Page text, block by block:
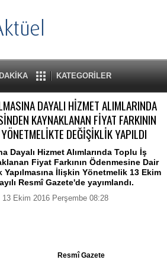
KATEGORİLER
DAYALI HİZMET ALIMLARINDA
KAYNAKLANAN FİYAT FARKININ
DEĞİŞİKLİK YAPILDI
Dayalı Hizmet Alımlarında Toplu İş
Fiyat Farkının Ödenmesine Dair
İlişkin Yönetmelik 13 Ekim
Resmî Gazete'de yayımlandı.
13 Ekim 2016 Perşembe 08:28
Resmî Gazete